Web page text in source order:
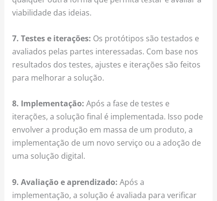
viabilidade das ideias.
7. Testes e iterações: Os protótipos são testados e
avaliados pelas partes interessadas. Com base nos
resultados dos testes, ajustes e iterações são feitos
para melhorar a solução.
8. Implementação: Após a fase de testes e
iterações, a solução final é implementada. Isso pode
envolver a produção em massa de um produto, a
implementação de um novo serviço ou a adoção de
uma solução digital.
9. Avaliação e aprendizado: Após a
implementação, a solução é avaliada para verificar